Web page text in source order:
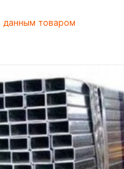
данным товаром